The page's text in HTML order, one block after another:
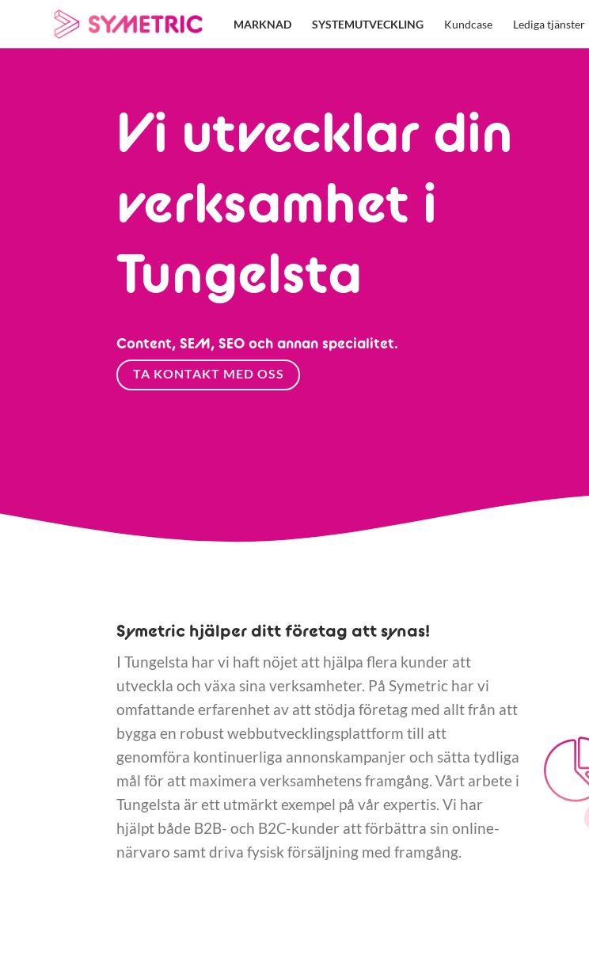
content
MARKNAD SYSTEMUTVECKLING Kundcase Lediga tjänster
Vi utvecklar din
verksamhet i
Tungelsta
Content, SEM, SEO och annan specialitet.
TA KONTAKT MED OSS
Symetric hjälper ditt företag att synas!
I Tungelsta har vi haft nöjet att hjälpa flera kunder att
utveckla och växa sina verksamheter. På Symetric har vi
omfattande erfarenhet av att stödja företag med allt från att
bygga en robust webbutvecklingsplattform till att
genomföra kontinuerliga annonskampanjer och sätta tydliga
mål för att maximera verksamhetens framgång. Vårt arbete i
Tungelsta är ett utmärkt exempel på vår expertis. Vi har
hjälpt både B2B- och B2C-kunder att förbättra sin online-
närvaro samt driva fysisk försäljning med framgång.